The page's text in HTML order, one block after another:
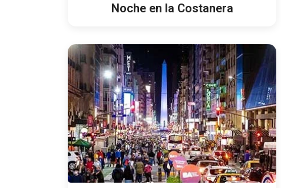
Noche en la Costanera